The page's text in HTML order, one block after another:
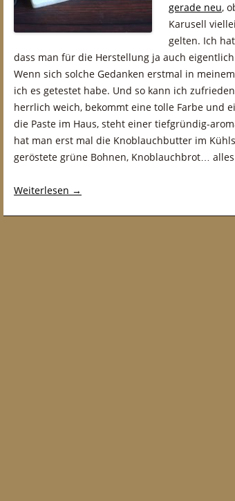
gerade neu,
Karusell
gelten. Ich
dass man für die Herstellung ja auch
Wenn sich solche Gedanken erstmal in
ich es getestet habe. Und so kann ich
herrlich weich, bekommt eine tolle Farbe und
die Paste im Haus, steht einer tiefgründig-
hat man erst mal die Knoblauchbutter im
geröstete grüne Bohnen, Knoblauchbrot…
Weiterlesen →